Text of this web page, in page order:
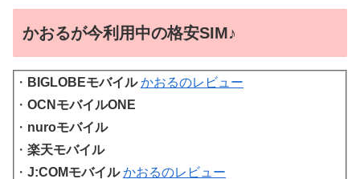
かおるが今利用中の格安SIM♪
・ BIGLOBEモバイル かおるのレビュー
・ OCNモバイルONE
・ nuroモバイル
・ 楽天モバイル
・ J:COMモバイル かおるのレビュー